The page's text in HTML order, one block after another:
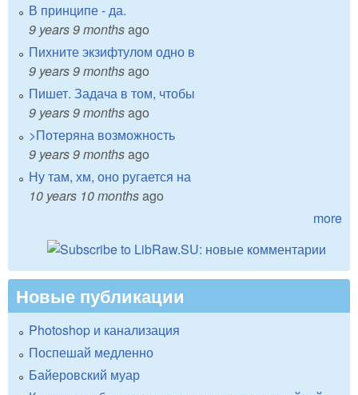
В принципе - да.
9 years 9 monthsago
Пихните экзифтулом одно в
9 years 9 monthsago
Пишет. Задача в том, чтобы
9 years 9 monthsago
>Потеряна возможность
9 years 9 monthsago
Ну там, хм, оно ругается на
10 years 10 monthsago
more
Новые публикации
Photoshop и канализация
Поспешай медленно
Байеровский муар